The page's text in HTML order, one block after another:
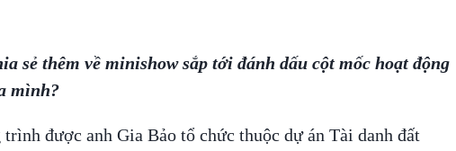
sẻ thêm về minishow sắp tới đánh dấu cột mốc hoạt động
mình?
được anh Gia Bảo tổ chức thuộc dự án Tài danh đất